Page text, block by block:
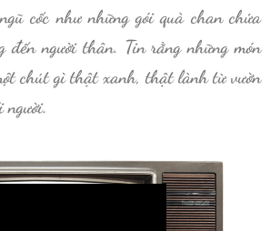
cốc như những gói quà chan chứa
đến người thân. Tin rằng những món
chút gì thật xanh, thật lành từ vườn
người.